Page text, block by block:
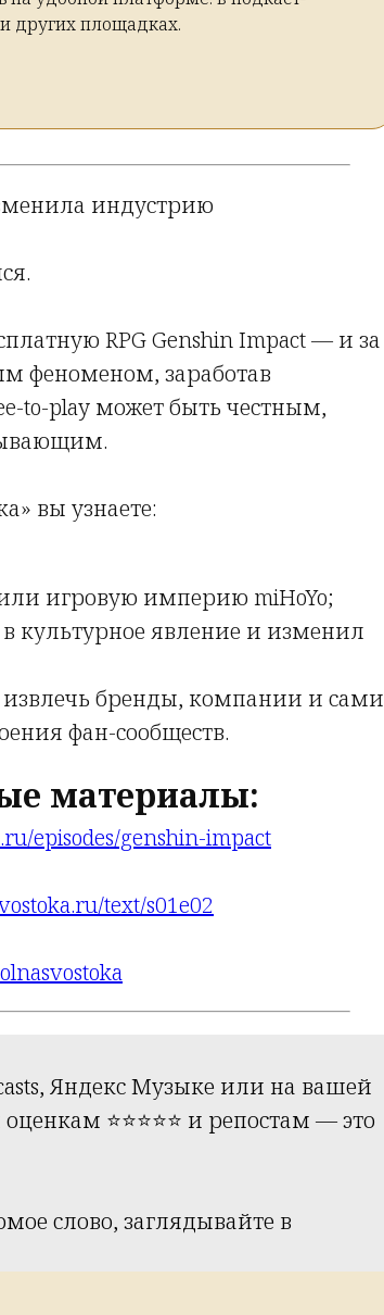
других площадках.
индустрию
RPG Genshin Impact — и за
феноменом, заработав
to-play может быть честным,
вы узнаете:
игровую империю miHoYo;
культурное явление и изменил
извлечь бренды, компании и сами
фан-сообществ.
материалы:
episodes/genshin-impact
text/s01e02
Яндекс Музыке или на вашей
⭐️⭐️⭐️⭐️⭐️ и репостам — это
слово, заглядывайте в